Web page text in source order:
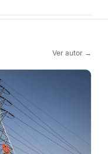
Ver autor →